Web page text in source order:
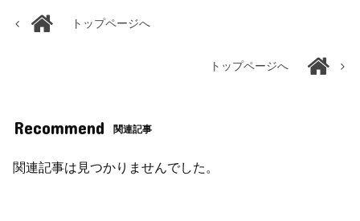
トップページへ
トップページへ
Recommend 関連記事
関連記事は見つかりませんでした。